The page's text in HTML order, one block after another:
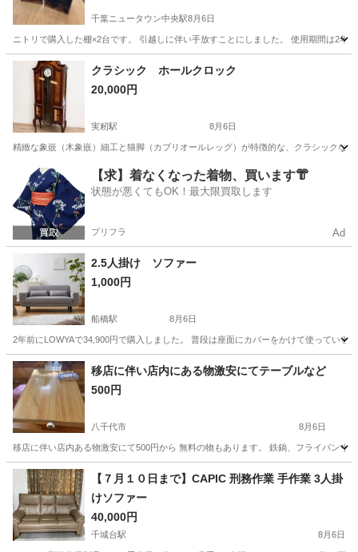
千葉ニュータウン中央駅8月6日
ニトリで購入した棚×2台です。 引越しに伴い手放すことにしました。 使用期間は2年
千葉 印西市 千葉ニュータウン中央駅 収納家具
クラシック ホールクロック
20,000円
実籾駅 8月6日
精緻な象嵌（木象嵌）細工と猫脚（カブリオールレッグ）が特徴的な、クラシックな
千葉 千葉市 実籾駅 時計
【求】着なくなった着物、買います👘
状態が悪くてもOK！最大限買取します
プリフラ Ad
2.5人掛け ソファー
1,000円
船橋駅 8月6日
2年前にLOWYAで34,900円で購入しました。 普段は座面にカバーをかけて使ってい
千葉 船橋市 船橋駅 ソファ
移店に伴い店内にある物激安にてテーブルなど
500円
八千代市 8月6日
移店に伴い店内ある物激安にて500円から 無料の物もあります。 鉄鍋、フライパン寸
千葉 八千代市 テーブル
【７月１０日まで】CAPIC 刑務作業 手作業 3人掛
けソファー
40,000円
千城台駅 8月6日